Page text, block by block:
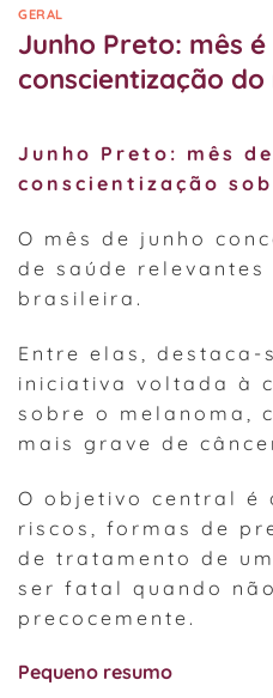
GERAL
Junho Preto: mês
conscientização
Junho Preto: mês
conscientização
O mês de junho
de saúde
brasileira.
Entre elas, destaca-
iniciativa voltada à
sobre o melanoma,
mais grave de
O objetivo central é
riscos, formas de
de tratamento de
ser fatal quando
precocemente.
Pequeno resumo